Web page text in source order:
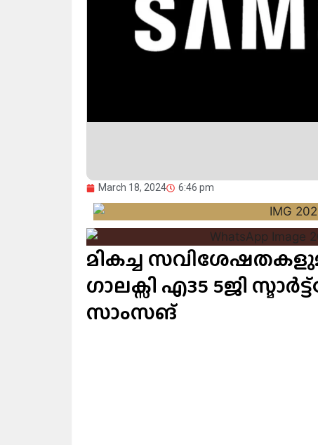
March 18, 2024 6:46 pm
മികച്ച
ഗാലക്സി എ35 5ജി
സാംസങ്